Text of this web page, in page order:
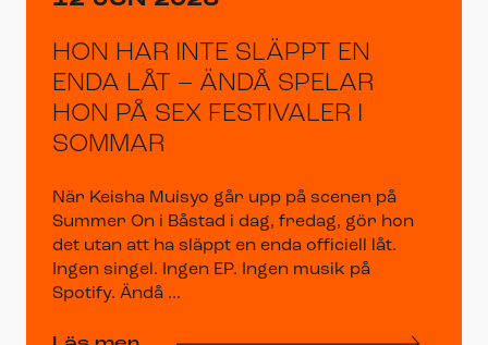
HON HAR INTE SLÄPPT EN
ENDA LÅT – ÄNDÅ SPELAR
HON PÅ SEX FESTIVALER I
SOMMAR
När Keisha Muisyo går upp på scenen på
Summer On i Båstad i dag, fredag, gör hon
det utan att ha släppt en enda officiell låt.
Ingen singel. Ingen EP. Ingen musik på
Spotify. Ändå ...